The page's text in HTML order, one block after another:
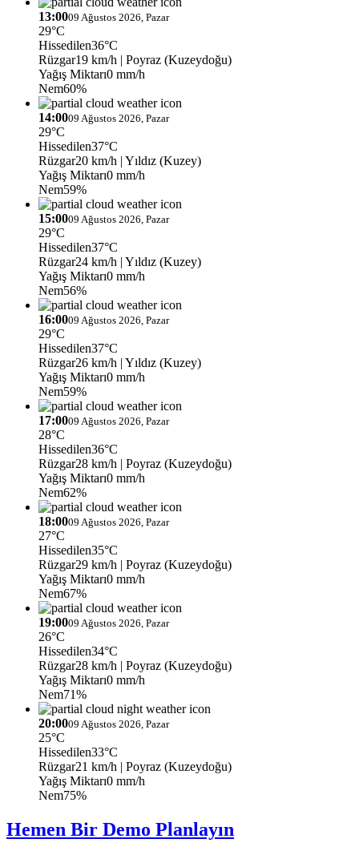
13:0009 Ağustos 2026, Pazar
29°C
Hissedilen36°C
Rüzgar19 km/h | Poyraz (Kuzeydoğu)
Yağış Miktarı0 mm/h
Nem60%
14:0009 Ağustos 2026, Pazar
29°C
Hissedilen37°C
Rüzgar20 km/h | Yıldız (Kuzey)
Yağış Miktarı0 mm/h
Nem59%
15:0009 Ağustos 2026, Pazar
29°C
Hissedilen37°C
Rüzgar24 km/h | Yıldız (Kuzey)
Yağış Miktarı0 mm/h
Nem56%
16:0009 Ağustos 2026, Pazar
29°C
Hissedilen37°C
Rüzgar26 km/h | Yıldız (Kuzey)
Yağış Miktarı0 mm/h
Nem59%
17:0009 Ağustos 2026, Pazar
28°C
Hissedilen36°C
Rüzgar28 km/h | Poyraz (Kuzeydoğu)
Yağış Miktarı0 mm/h
Nem62%
18:0009 Ağustos 2026, Pazar
27°C
Hissedilen35°C
Rüzgar29 km/h | Poyraz (Kuzeydoğu)
Yağış Miktarı0 mm/h
Nem67%
19:0009 Ağustos 2026, Pazar
26°C
Hissedilen34°C
Rüzgar28 km/h | Poyraz (Kuzeydoğu)
Yağış Miktarı0 mm/h
Nem71%
20:0009 Ağustos 2026, Pazar
25°C
Hissedilen33°C
Rüzgar21 km/h | Poyraz (Kuzeydoğu)
Yağış Miktarı0 mm/h
Nem75%
Hemen Bir Demo Planlayın